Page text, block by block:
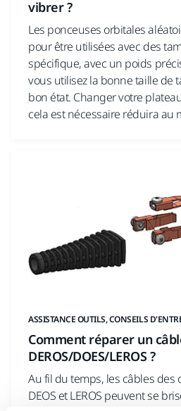
vibrer ?
Les ponceuses orbitales
pour être utilisées avec des
spécifique, avec un poids
vous utilisez la bonne taille de
bon état. Changer votre
cela est nécessaire réduira au
ASSISTANCE OUTILS, CONSEILS
Comment réparer un
DEROS/DOES/LEROS ?
Au fil du temps, les câbles des
DEOS et LEROS peuvent se